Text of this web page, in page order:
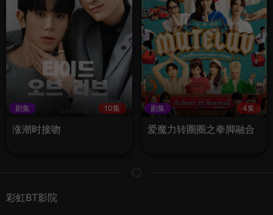
剧集 10集
涨潮时接吻
剧集 4集
爱魔力转圈圈之拳脚融合
彩虹BT影院